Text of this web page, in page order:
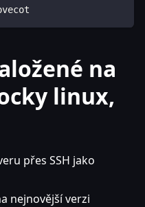
na
linux,
přes SSH jako
nejnovější verzi